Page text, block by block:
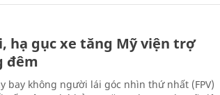
hạ gục xe tăng Mỹ viện trợ
đêm
bay không người lái góc nhìn thứ nhất (FPV)